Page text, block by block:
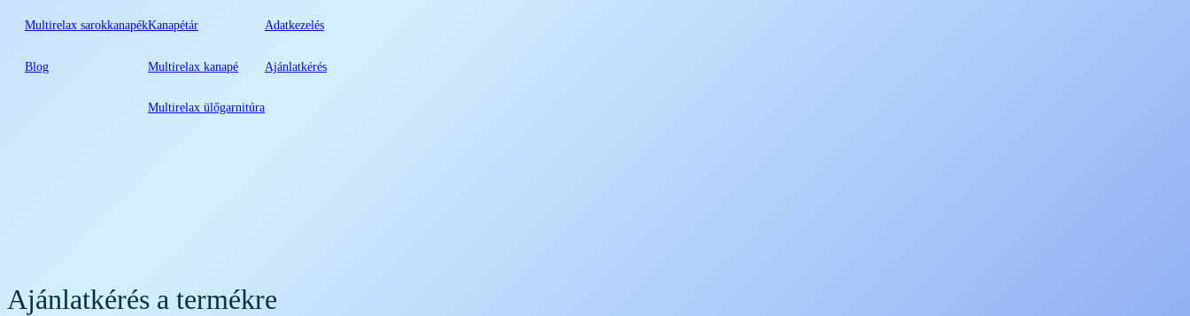
Multirelax sarokkanapék
Blog
Kanapétár
Multirelax kanapé
Multirelax ülőgarnitúra
Adatkezelés
Ajánlatkérés
Ajánlatkérés a termékre